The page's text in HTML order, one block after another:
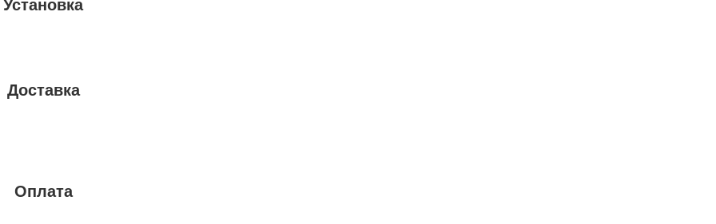
Установка
Доставка
Оплата